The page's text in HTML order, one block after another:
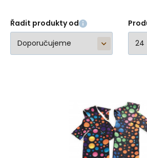
Řadit produkty od
ochranný obal na
Kód: A77139
EAN:8595706003582
Záruka 24 měsíců
220Kč
Skladem 2 ks
Stylová vychytávka pro